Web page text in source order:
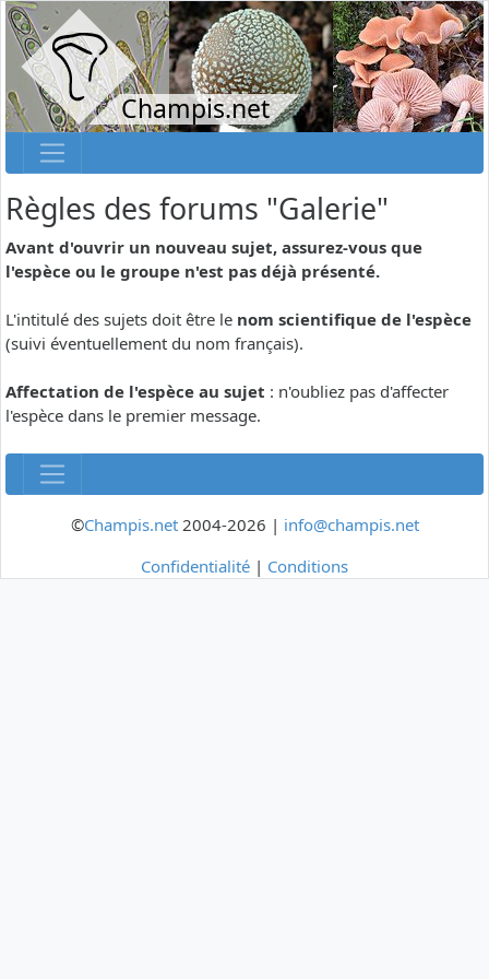
Champis.net
Règles des forums "Galerie"
Avant d'ouvrir un nouveau sujet, assurez-vous que
l'espèce ou le groupe n'est pas déjà présenté.
L'intitulé des sujets doit être le nom scientifique de l'espèce
(suivi éventuellement du nom français).
Affectation de l'espèce au sujet : n'oubliez pas d'affecter
l'espèce dans le premier message.
©Champis.net2004-2026 | info@champis.net
Confidentialité | Conditions